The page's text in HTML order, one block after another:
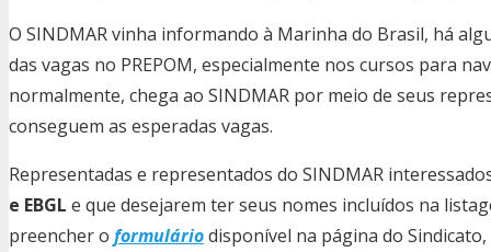
O SINDMAR vinha informando à Marinha do Brasil, há
das vagas no PREPOM, especialmente nos cursos para
normalmente, chega ao SINDMAR por meio de seus
conseguem as esperadas vagas.
Representadas e representados do SINDMAR
e EBGL e que desejarem ter seus nomes incluídos na
preencher o formuláriodisponível na página do